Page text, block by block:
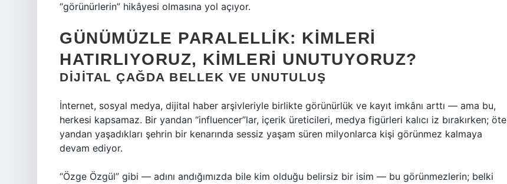
“görünürlerin” hikâyesi olmasına yol açıyor.
GÜNÜMÜZLE PARALELLIK: KIMLERI
HATIRLIYORUZ, KIMLERI UNUTUYORUZ?
DIJITAL ÇAĞDA BELLEK VE UNUTULUŞ
İnternet, sosyal medya, dijital haber arşivleriyle birlikte görünürlük ve kayıt imkânı arttı — ama bu,
herkesi kapsamaz. Bir yandan “influencer”lar, içerik üreticileri, medya figürleri kalıcı iz bırakırken; öte
yandan yaşadıkları şehrin bir kenarında sessiz yaşam süren milyonlarca kişi görünmez kalmaya
devam ediyor.
“Özge Özgül” gibi — adını andığımızda bile kim olduğu belirsiz bir isim — bu görünmezlerin; belki